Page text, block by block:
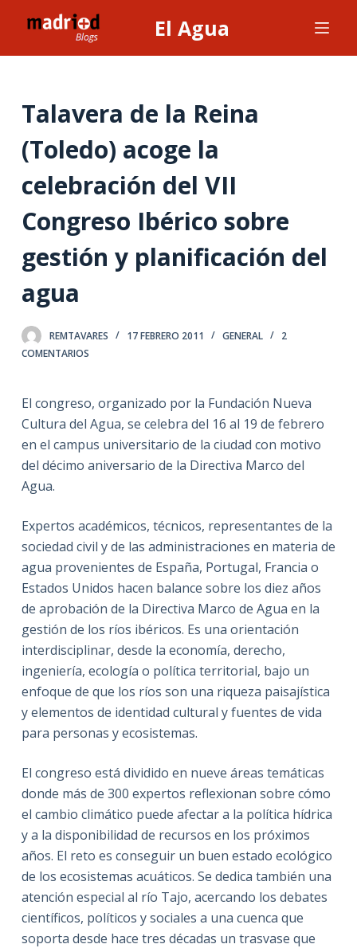
l
a
a
n
e
n
d
o
El Agua
Talavera de la Reina
(Toledo) acoge la
celebración del VII
Congreso Ibérico sobre
gestión y planificación del
agua
REMTAVARES 17 FEBRERO 2011 GENERAL
2
COMENTARIOS
El congreso, organizado por la Fundación Nueva
Cultura del Agua, se celebra del 16 al 19 de febrero
en el campus universitario de la ciudad con motivo
del décimo aniversario de la Directiva Marco del
Agua.
Expertos académicos, técnicos, representantes de la
sociedad civil y de las administraciones en materia de
agua provenientes de España, Portugal, Francia o
Estados Unidos hacen balance sobre los diez años
de aprobación de la Directiva Marco de Agua en la
gestión de los ríos ibéricos. Es una orientación
interdisciplinar, desde la economía, derecho,
ingeniería, ecología o política territorial, bajo un
enfoque de que los ríos son una riqueza paisajística
y elementos de identidad cultural y fuentes de vida
para personas y ecosistemas.
El congreso está dividido en nueve áreas temáticas
donde más de 300 expertos reflexionan sobre cómo
el cambio climático puede afectar a la política hídrica
y a la disponibilidad de recursos en los próximos
años. El reto es conseguir un buen estado ecológico
de los ecosistemas acuáticos. Se dedica también una
atención especial al río Tajo, acercando los debates
científicos, políticos y sociales a una cuenca que
soporta desde hace tres décadas un trasvase que